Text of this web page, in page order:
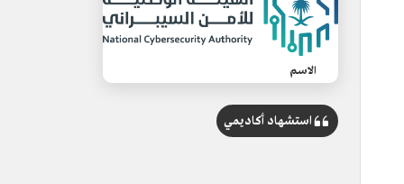
الاسم
السيبراني.
استشهاد أكاديمي